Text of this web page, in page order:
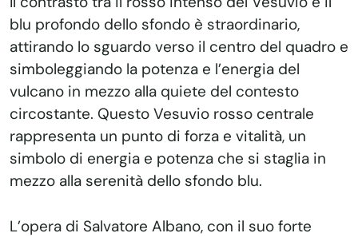
blu profondo dello sfondo è straordinario,
attirando lo sguardo verso il centro del quadro e
simboleggiando la potenza e l’energia del
vulcano in mezzo alla quiete del contesto
circostante. Questo Vesuvio rosso centrale
rappresenta un punto di forza e vitalità, un
simbolo di energia e potenza che si staglia in
mezzo alla serenità dello sfondo blu.
L’opera di Salvatore Albano, con il suo forte